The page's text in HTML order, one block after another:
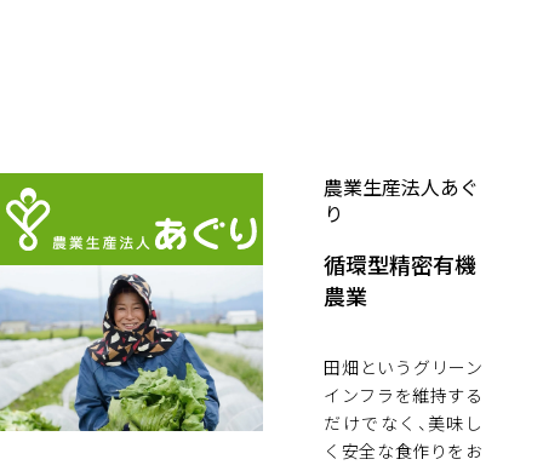
農業生産法人あぐ
り
循環型精密有機
農業
田畑というグリーン
インフラを維持する
だけでなく、美味し
く安全な食作りをお